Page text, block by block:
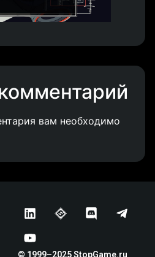
вам необходимо
© 1999–2025 StopGame.ru